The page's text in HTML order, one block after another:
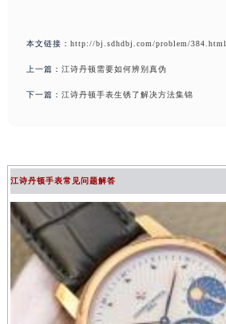
本文链接： http://bj.sdhdbj.com/problem/384.html
上一篇： 江诗丹顿需要如何辨别真伪
下一篇： 江诗丹顿手表生锈了解决方法集锦
江诗丹顿手表常见问题解答